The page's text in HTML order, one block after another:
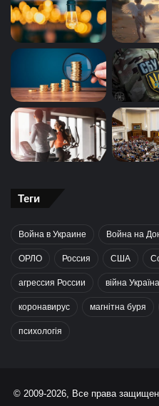
Теги
Война в Украине Война на
ОРЛО Россия США
агрессия России війна Україна
коронавирус магнітна буря
психологія
© 2009-2026, Все права